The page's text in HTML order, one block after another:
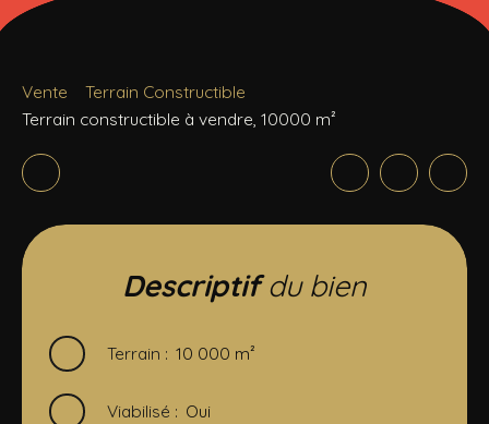
Vente
Terrain Constructible
Terrain constructible à vendre, 10000 m²
Descriptifdu bien
Terrain : 10 000 m²
Viabilisé : Oui